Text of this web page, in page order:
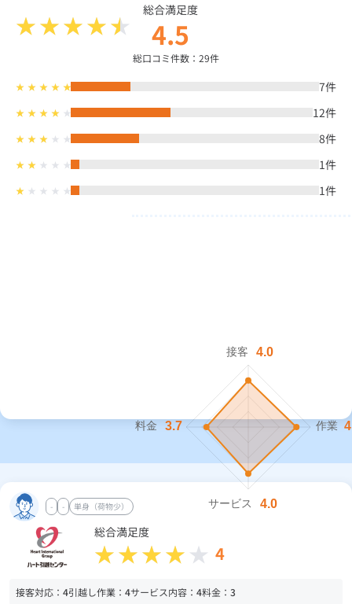
総合満足度
4.5
総口コミ件数：29件
7件
12件
8件
1件
1件
- - 単身（荷物少）
総合満足度
4
接客対応： 4引越し作業： 4サービス内容： 4料金： 3